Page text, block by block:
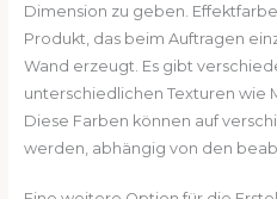
Dimension zu geben.
Produkt, das beim Auftragen
Wand erzeugt. Es gibt
unterschiedlichen Texturen wie
Diese Farben können auf
werden, abhängig von den